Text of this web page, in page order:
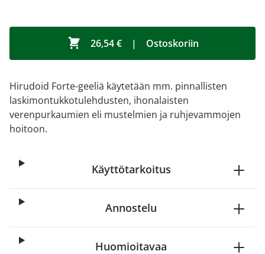
26,54 € | Ostoskoriin
Hirudoid Forte-geeliä käytetään mm. pinnallisten
laskimontukkotulehdusten, ihonalaisten
verenpurkaumien eli mustelmien ja ruhjevammojen
hoitoon.
Käyttötarkoitus
Annostelu
Huomioitavaa